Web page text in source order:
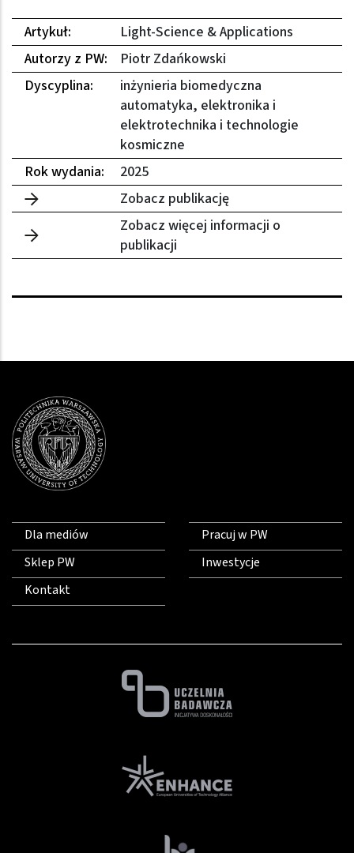
Artykuł:
Light-Science & Applications
Autorzy z PW:
Piotr Zdańkowski
Dyscyplina:
inżynieria biomedyczna
automatyka, elektronika i
elektrotechnika i technologie
kosmiczne
Rok wydania:
2025
Zobacz publikację
Zobacz więcej informacji o
publikacji
Dla mediów
Sklep PW
Kontakt
Pracuj w PW
Inwestycje